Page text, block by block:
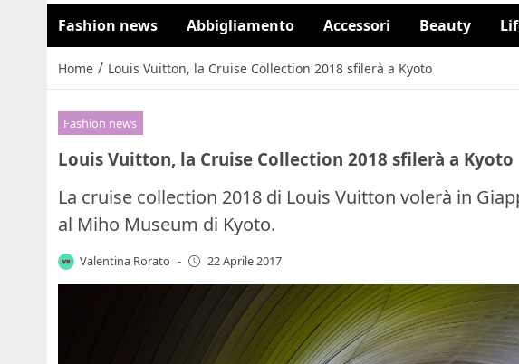
Fashion news Abbigliamento Accessori Beauty
Home / Louis Vuitton, la Cruise Collection 2018 sfilerà a Kyoto
Fashion news
Louis Vuitton, la Cruise Collection 2018 sfilerà a Kyoto
La cruise collection 2018 di Louis Vuitton volerà in
al Miho Museum di Kyoto.
Valentina Rorato - 22 Aprile 2017